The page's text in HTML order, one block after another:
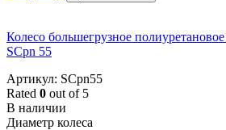
Колесо большегрузное
SCpn 55
Артикул: SCpn55
Rated 0 out of 5
В наличии
Диаметр колеса